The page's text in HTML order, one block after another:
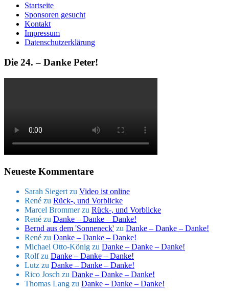
Startseite
Sponsoren gesucht
Kontakt
Impressum
Datenschutzerklärung
Die 24. – Danke Peter!
Neueste Kommentare
Sarah Siegert zu Video ist online
René zu Rück-, und Vorblicke
Marcel Brommerzu Rück-, und Vorblicke
René zu Danke – Danke – Danke!
Bernd aus dem 'Sonneneck' zu Danke – Danke – Danke!
René zu Danke – Danke – Danke!
Michael Otto-König zu Danke – Danke – Danke!
Rolfzu Danke – Danke – Danke!
Lutz zu Danke – Danke – Danke!
Rico Josch zu Danke – Danke – Danke!
Thomas Lang zu Danke – Danke – Danke!